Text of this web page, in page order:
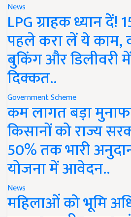
News
LPG ग्राहक ध्यान
पहले करा लें ये काम,
बुकिंग और
दिक्कत..
Government Scheme
कम लागत बड़ा
किसानों को राज्य
50% तक भारी
योजना में आवेदन..
News
महिलाओं को भूमि